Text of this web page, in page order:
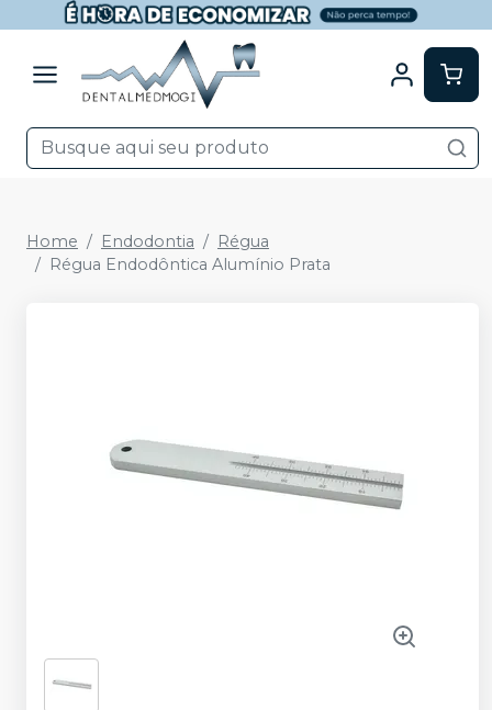
Home Endodontia
Régua
Régua Endodôntica Alumínio Prata